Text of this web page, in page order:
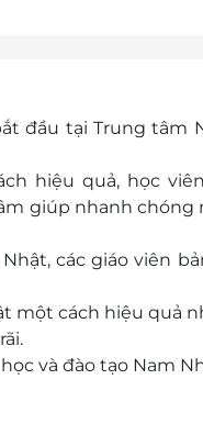
đầu tại Trung tâm
hiệu quả, học
giúp nhanh chóng
các giáo viên
một cách hiệu quả
và đào tạo Nam
Nhật.
Chuo